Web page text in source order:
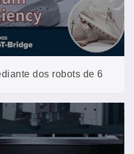
dos robots de 6
pegamento en todos
manualmente